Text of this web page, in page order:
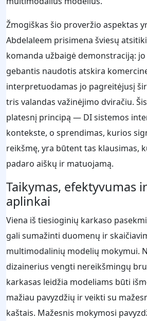
Žmogiškas šio proveržio aspektas
Abdelaleem prisimena šviesų
komanda užbaigė demonstraciją:
gebantis naudotis atskira
interpretuodamas jo pagreitėjusį
tris valandas važinėjimo dviračiu.
platesnį principą — DI sistemos
kontekste, o sprendimas, kurios
reikšmę, yra būtent tas klausimas,
padaro aiškų ir matuojamą.
Taikymas, efektyvumas
aplinkai
Viena iš tiesioginių karkaso
gali sumažinti duomenų ir
multimodalinių modelių mokymui.
dizainerius vengti nereikšmingų
karkasas leidžia modeliams būti
mažiau pavyzdžių ir veikti su
kaštais. Mažesnis mokymosi